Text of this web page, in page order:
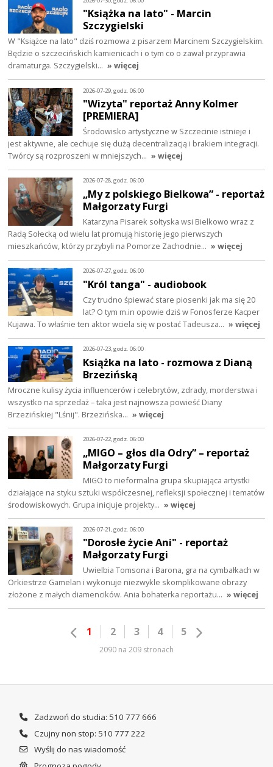
"Książka na lato" - Marcin
Szczygielski
W "Książce na lato" dziś rozmowa z pisarzem Marcinem Szczygielskim.
Będzie o szczecińskich kamienicach i o tym co o zawał przyprawia
dramaturga. Szczygielski… » więcej
2026-07-29, godz. 06:00
"Wizyta" reportaż Anny Kolmer
[PREMIERA]
Środowisko artystyczne w Szczecinie istnieje i
jest aktywne, ale cechuje się dużą decentralizacją i brakiem integracji.
Twórcy są rozproszeni w mniejszych… » więcej
2026-07-28, godz. 06:00
„My z polskiego Bielkowa” - reportaż
Małgorzaty Furgi
Katarzyna Pisarek sołtyska wsi Bielkowo wraz z
Radą Sołecką od wielu lat promują historię jego pierwszych
mieszkańców, którzy przybyli na Pomorze Zachodnie… » więcej
2026-07-27, godz. 06:00
"Król tanga" - audiobook
Czy trudno śpiewać stare piosenki jak ma się 20
lat? O tym m.in opowie dziś w Fonosferze Kacper
Kujawa. To właśnie ten aktor wciela się w postać Tadeusza… » więcej
2026-07-23, godz. 06:00
Książka na lato - rozmowa z Dianą
Brzezińską
Mroczne kulisy życia influencerów i celebrytów, zdrady, morderstwa i
wszystko na sprzedaż – taka jest najnowsza powieść Diany
Brzezińskiej "Lśnij". Brzezińska… » więcej
2026-07-22, godz. 06:00
„MIGO – głos dla Odry” – reportaż
Małgorzaty Furgi
MIGO to nieformalna grupa skupiająca artystki
działające na styku sztuki współczesnej, refleksji społecznej i tematów
środowiskowych. Grupa inicjuje projekty… » więcej
2026-07-21, godz. 06:00
"Dorosłe życie Ani" - reportaż
Małgorzaty Furgi
Uwielbia Tomsona i Barona, gra na cymbałkach w
Orkiestrze Gamelan i wykonuje niezwykle skomplikowane obrazy
złożone z małych diamencików. Ania bohaterka reportażu… » więcej
1 2 3 4 5
2090 na 209 stronach
Zadzwoń do studia: 510 777 666
Czujny non stop: 510 777 222
Wyślij do nas wiadomość